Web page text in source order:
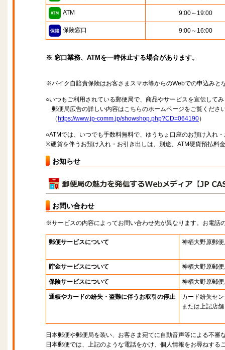
ATM 9:00～19:00
保険窓口 9:00～16:00
※ 窓口業務、ATMを一時休止する場合があります。
※バイク自賠責保険はお客さまスマホ等からのWebでの申込みと
○いつもご利用されている郵便局で、商品やサービスを宣伝して
郵便局広告の詳しい内容はこちらのホームページをご覧くださ
（ https://www.jp-comm.jp/showshop.php?CD=064190）
○ATMでは、いつでも手数料無料で、ゆうちょ口座のお預け入れ
※硬貨を伴うお預け入れ・お引き出しは、別途、ATM硬貨預払料
お知らせ
お問い合わせ
※サービスの内容によってお問い合わせ先が異なります。お電話
郵便サービスについて 神栖大野原郵
貯金サービスについて 神栖大野原郵
保険サービスについて 神栖大野原郵
通帳やカードの紛失・盗難に伴うお取引の停止
カード紛失セ
または上記店舗
日本郵便や郵便局を装い、お客さま宛てに自動音声等による不審
日本郵便では、上記のような電話をかけ、個人情報をお尋ねする